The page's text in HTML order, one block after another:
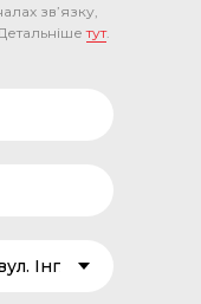
зв’язку,
тут.